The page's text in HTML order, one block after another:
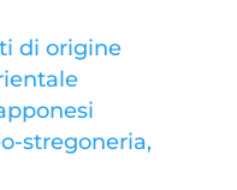
di origine
stregoneria,